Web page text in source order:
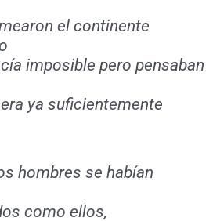
el continente
imposible pero pensaban
ya suficientemente
hombres se habían
como ellos,